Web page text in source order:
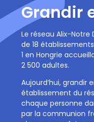
Grandir
Le réseau Alix-
de 18
1 en Hongrie
2 500 adultes.
Aujourd’hui, grandir
établissement du
chaque personne
par la communion